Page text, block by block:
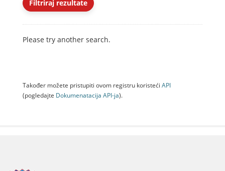
Filtriraj rezultate
Please try another search.
Također možete pristupiti ovom registru koristeći API
(pogledajte Dokumenаtаcijа API-jа).